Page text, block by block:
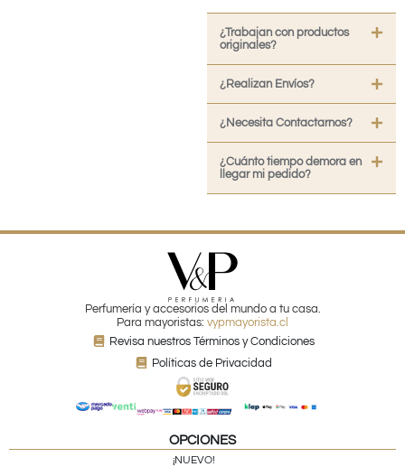
¿Trabajan con productos
originales?
¿Realizan Envíos?
¿Necesita Contactarnos?
¿Cuánto tiempo demora en
llegar mi pedido?
Perfumería y accesorios del mundo a tu casa.
Para mayoristas: vypmayorista.cl
Revisa nuestros Términos y Condiciones
Políticas de Privacidad
OPCIONES
¡NUEVO!